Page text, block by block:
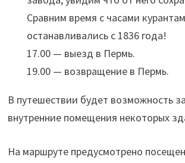
Сравним время с часами
останавливались с 1836 года!
17.00 — выезд в Пермь.
19.00 — возвращение в Пермь.
В путешествии будет возможность
внутренние помещения некоторых
На маршруте предусмотрено